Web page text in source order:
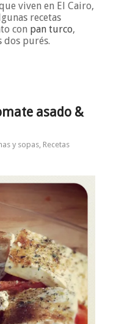
viven en El Cairo,
recetas
con pan turco,
dos purés.
asado &
y sopas, Recetas